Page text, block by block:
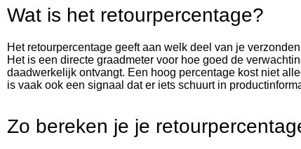
Wat is het retourpercentage?
Het retourpercentage geeft aan welk deel van je
Het is een directe graadmeter voor hoe goed de
daadwerkelijk ontvangt. Een hoog percentage kost niet
is vaak ook een signaal dat er iets schuurt in
Zo bereken je je